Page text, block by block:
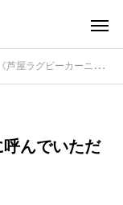
《芦屋ラグビーカーニバル》に呼んでいただきました。
呼んでいただ